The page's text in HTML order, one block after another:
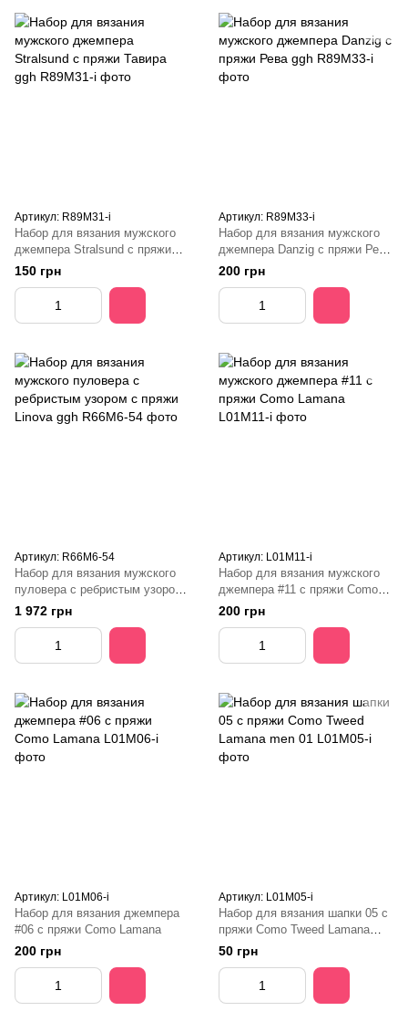
Артикул: R89M31-і
Набор для вязания мужского
джемпера Stralsund с пряжи
Тавира ggh
150 грн
Артикул: R89M33-i
Набор для вязания мужского
джемпера Danzig с пряжи Рева
ggh
200 грн
Артикул: R66M6-54
Набор для вязания мужского
пуловера с ребристым узором
с пряжи Linova ggh
1 972 грн
Артикул: L01M11-і
Набор для вязания мужского
джемпера #11 с пряжи Como
Lamana
200 грн
Артикул: L01M06-і
Набор для вязания джемпера
#06 с пряжи Como Lamana
200 грн
Артикул: L01M05-і
Набор для вязания шапки 05 с
пряжи Como Tweed Lamana
men 01
50 грн